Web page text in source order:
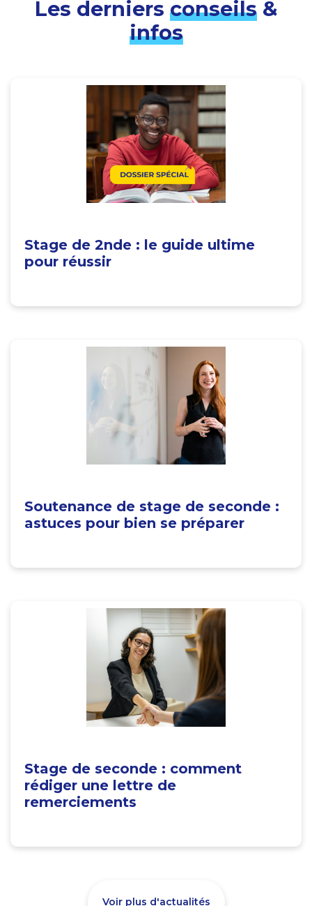
Les derniers conseils&
infos
Stage de 2nde : le guide ultime
pour réussir
Soutenance de stage de seconde :
astuces pour bien se préparer
Stage de seconde : comment
rédiger une lettre de
remerciements
Voir plus d'actualités